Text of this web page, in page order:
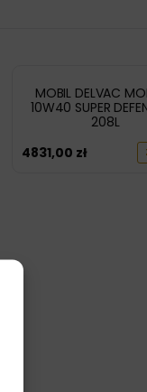
MOBIL DELVAC
10W40 SUPER
208L
4831,00 zł